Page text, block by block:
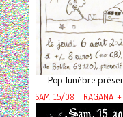
Pop funèbre
SAM 15/08 : RAGANA +